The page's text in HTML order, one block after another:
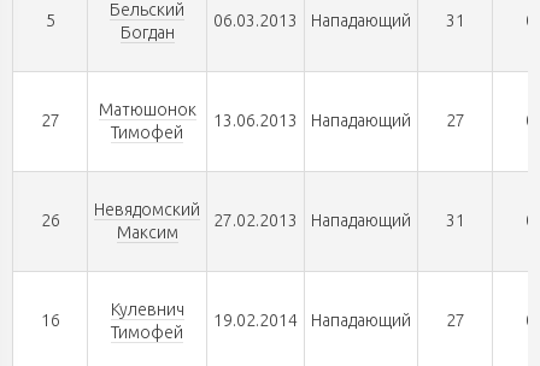
5
Бельский
Богдан
06.03.2013 Нападающий 31 0
27
Матюшонок
Тимофей
13.06.2013 Нападающий 27 0
26
Невядомский
Максим
27.02.2013 Нападающий 31 0
16
Кулевнич
Тимофей
19.02.2014 Нападающий 27 0